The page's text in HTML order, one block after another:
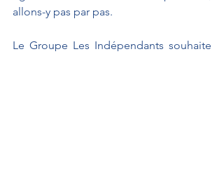
allons-y pas par pas.
Le Groupe Les Indépendants souhaite